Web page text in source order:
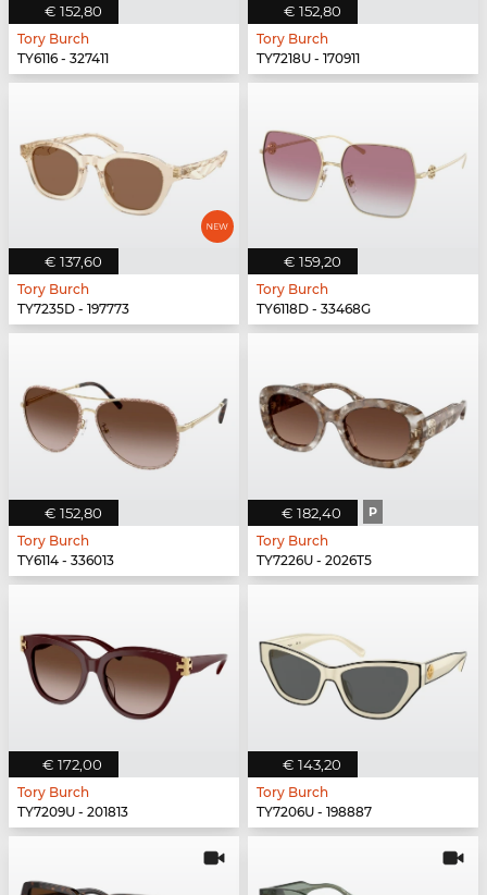
€ 152,80
Tory Burch
TY6116 - 327411
€ 152,80
Tory Burch
TY7218U - 170911
€ 137,60
Tory Burch
TY7235D - 197773
€ 159,20
Tory Burch
TY6118D - 33468G
€ 152,80
Tory Burch
TY6114 - 336013
€ 182,40 P
Tory Burch
TY7226U - 2026T5
€ 172,00
Tory Burch
TY7209U - 201813
€ 143,20
Tory Burch
TY7206U - 198887